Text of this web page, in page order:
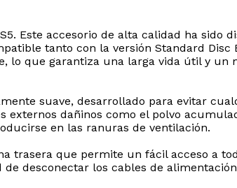
Este accesorio de alta calidad ha sido
tanto con la versión Standard Disc
lo que garantiza una larga vida útil y un
suave, desarrollado para evitar
dañinos como el polvo
en las ranuras de ventilación.
trasera que permite un fácil acceso a
desconectar los cables de